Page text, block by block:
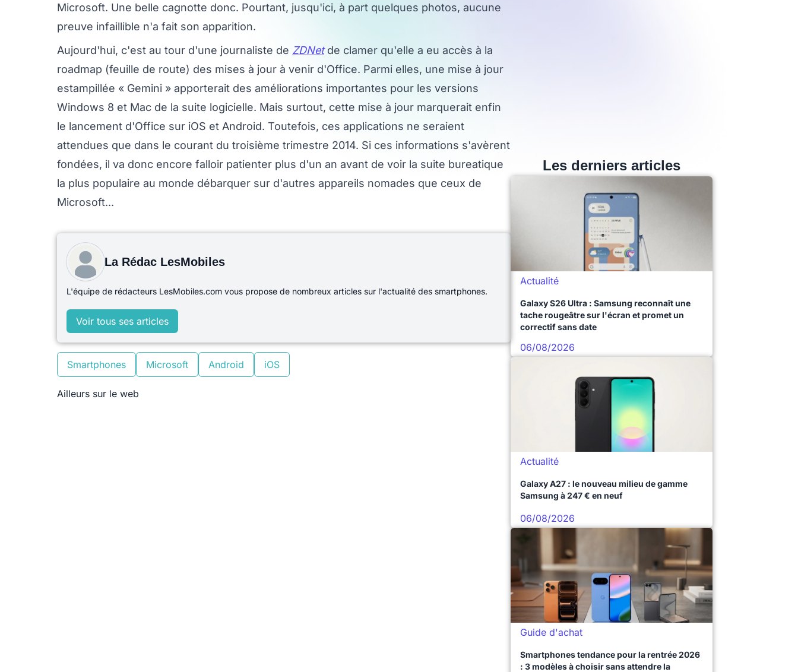
Microsoft. Une belle cagnotte donc. Pourtant, jusqu'ici, à part quelques photos, aucune
preuve infaillible n'a fait son apparition.
Aujourd'hui, c'est au tour d'une journaliste de ZDNetde clamer qu'elle a eu accès à la
roadmap (feuille de route) des mises à jour à venir d'Office. Parmi elles, une mise à jour
estampillée « Gemini » apporterait des améliorations importantes pour les versions
Windows 8 et Mac de la suite logicielle. Mais surtout, cette mise à jour marquerait enfin
le lancement d'Office sur iOS et Android. Toutefois, ces applications ne seraient
attendues que dans le courant du troisième trimestre 2014. Si ces informations s'avèrent
fondées, il va donc encore falloir patienter plus d'un an avant de voir la suite bureatique
la plus populaire au monde débarquer sur d'autres appareils nomades que ceux de
Microsoft...
La Rédac LesMobiles
L'équipe de rédacteurs LesMobiles.com vous propose de nombreux articles sur l'actualité des smartphones.
Voir tous ses articles
Smartphones Microsoft Android iOS
Ailleurs sur le web
Les derniers articles
Actualité
Galaxy S26 Ultra : Samsung reconnaît une
tache rougeâtre sur l'écran et promet un
correctif sans date
06/08/2026
Actualité
Galaxy A27 : le nouveau milieu de gamme
Samsung à 247 € en neuf
06/08/2026
Guide d'achat
Smartphones tendance pour la rentrée 2026
: 3 modèles à choisir sans attendre la